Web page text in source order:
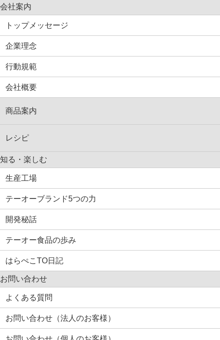
会社案内
トップメッセージ
企業理念
行動規範
会社概要
商品案内
レシピ
知る・楽しむ
生産工場
テーオーブランド5つの力
開発秘話
テーオー食品の歩み
はらぺこTO日記
お問い合わせ
よくある質問
お問い合わせ（法人のお客様）